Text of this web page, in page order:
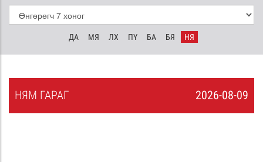
ДА МЯ ЛХ ПҮ БА БЯ НЯ
2026-08-09
НЯМ ГАРАГ